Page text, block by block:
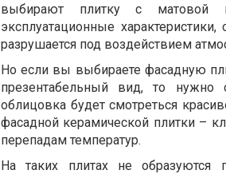
выбирают плитку с матовой
эксплуатационные
разрушается под воздействием
Но если вы выбираете фасадную
презентабельный вид, то нужно
облицовка будет смотреться
фасадной керамической плитки –
перепадам температур.
На таких плитах не